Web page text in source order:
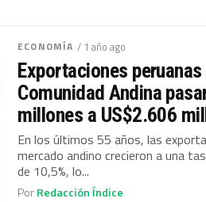
ECONOMÍA / 1 año ago
Exportaciones peruanas
Comunidad Andina
millones a US$2.606
En los últimos 55 años, las
mercado andino crecieron a una
de 10,5%, lo...
PorRedacción Índice